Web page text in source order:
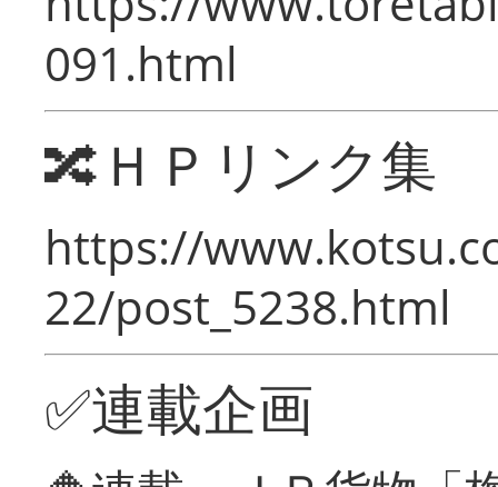
091.html
🔀ＨＰリンク集
https://
22/post_5238.html
✅連載企画